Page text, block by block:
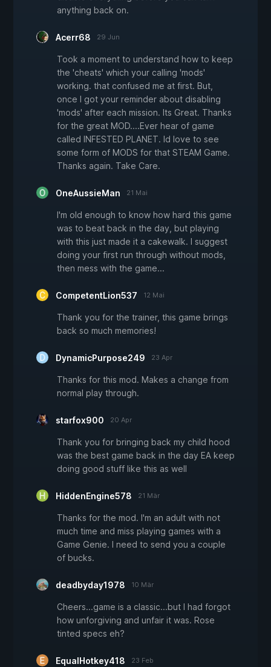
anything back on.
Acerr68 29 Jun
Took a moment to understand how to keep
the 'cheats' which your calling 'mods'
working. that confused me at first. But,
once I got your reminder about disabling
'mods' after each mission. Its Great. Thanks
for the great MOD....Ever hear of game
called INFESTED PLANET. Id love to see
some form of MODS for that STEAM Game.
Thanks again. Take Care.
OneAussieMan 21 Mai
I'm old enough to know how hard this game
was to beat back in the day, but playing
with this just made it a cakewalk. I suggest
doing your first run through without mods,
then mess with the game...
CompetentLion537 12 Mai
Thank you for the trainer, this game brings
back so much memories!
DynamicPurpose249 23 Apr
Thanks for this mod. Makes a change from
normal play through.
starfox900 20 Apr
Thank you for bringing back my child hood
was the best game back in the day EA keep
doing good stuff like this as well
HiddenEngine578 21 Mär
Thanks for the mod. I'm an adult with not
much time and miss playing games with a
Game Genie. I need to send you a couple
of bucks.
deadbyday1978 10 Mär
Cheers...game is a classic...but I had forgot
how unforgiving and unfair it was. Rose
tinted specs eh?
EqualHotkey418 23 Feb